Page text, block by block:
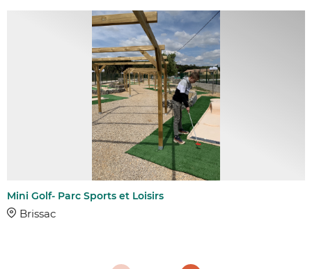
Mini Golf- Parc Sports et Loisirs
Brissac